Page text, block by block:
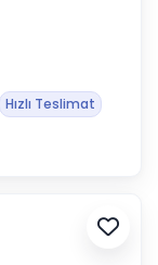
Hızlı Teslimat